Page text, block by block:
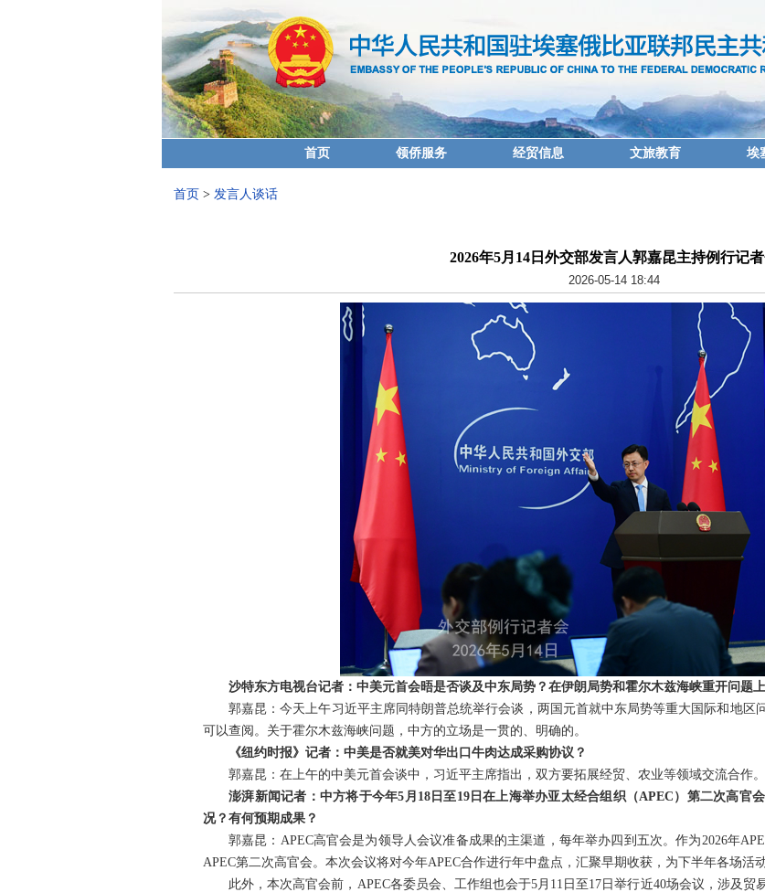
首页 领侨服务 经贸信息 文旅教育 埃
首页 > 发言人谈话
2026年5月14日外交部发言人郭嘉昆主持例行记
2026-05-14 18:44
沙特东方电视台记者：中美元首会晤是否谈及中东局势？在伊朗局势和霍尔木兹海峡重开问题
郭嘉昆：今天上午习近平主席同特朗普总统举行会谈，两国元首就中东局势等重大国际和地区
可以查阅。关于霍尔木兹海峡问题，中方的立场是一贯的、明确的。
《纽约时报》记者：中美是否就美对华出口牛肉达成采购协议？
郭嘉昆：在上午的中美元首会谈中，习近平主席指出，双方要拓展经贸、农业等领域交流合作
澎湃新闻记者：中方将于今年5月18日至19日在上海举办亚太经合组织（APEC）第二次高官
况？有何预期成果？
郭嘉昆：APEC高官会是为领导人会议准备成果的主渠道，每年举办四到五次。作为2026年
APEC第二次高官会。本次会议将对今年APEC合作进行年中盘点，汇聚早期收获，为下半年各场活
此外，本次高官会前，APEC各委员会、工作组也会于5月11日至17日举行近40场会议，涉及